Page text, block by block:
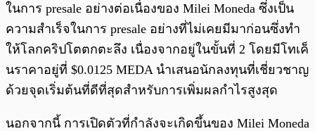
ในการ presale อย่างต่อเนื่องของ Milei Moneda ซึ่งเป็น
ความสำเร็จในการ presale อย่างที่ไม่เคยมีมาก่อนซึ่งทำ
ให้โลกคริปโตตกตะลึง เนื่องจากอยู่ในขั้นที่ 2 โดยมีโทเค็
นราคาอยู่ที่ $0.0125 MEDA นำเสนอนักลงทุนที่เชี่ยวชาญ
ด้วยจุดเริ่มต้นที่ดีที่สุดสำหรับการเพิ่มผลกำไรสูงสุด
นอกจากนี้ การเปิดตัวที่กำลังจะเกิดขึ้นของ Milei Moneda